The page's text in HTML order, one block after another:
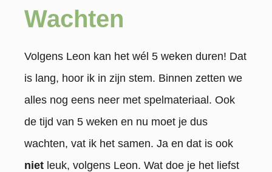
Wachten
Volgens Leon kan het wél 5 weken duren! Dat
is lang, hoor ik in zijn stem. Binnen zetten we
alles nog eens neer met spelmateriaal. Ook
de tijd van 5 weken en nu moet je dus
wachten, vat ik het samen. Ja en dat is ook
niet leuk, volgens Leon. Wat doe je het liefst